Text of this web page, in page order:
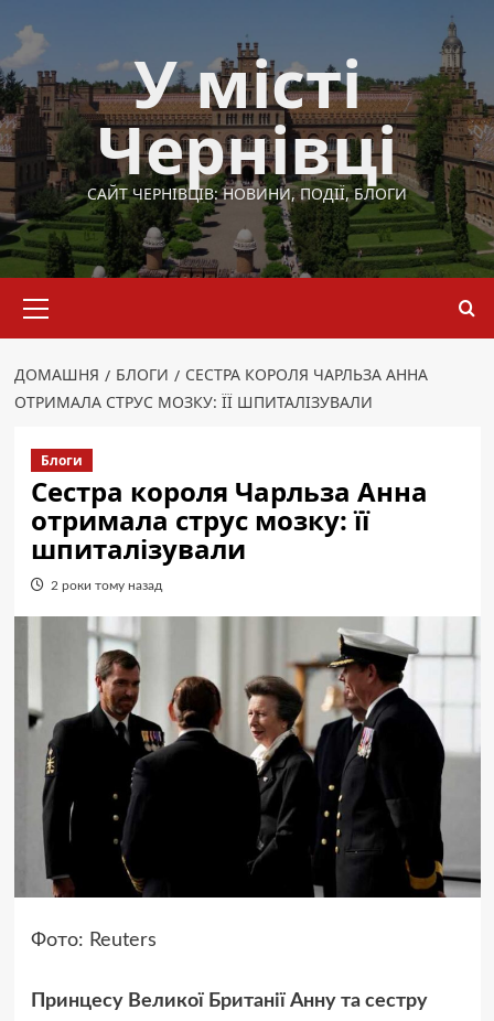
до
вмісту
У місті
Чернівці
САЙТ ЧЕРНІВЦІВ: НОВИНИ, ПОДІЇ, БЛОГИ
меню
ДОМАШНЯ БЛОГИ
СЕСТРА КОРОЛЯ ЧАРЛЬЗА АННА
ОТРИМАЛА СТРУС МОЗКУ: ЇЇ ШПИТАЛІЗУВАЛИ
Блоги
Сестра короля Чарльза Анна
отримала струс мозку: її
шпиталізували
2 роки тому назад
Фото: Reuters
Принцесу Великої Британії Анну та сестру